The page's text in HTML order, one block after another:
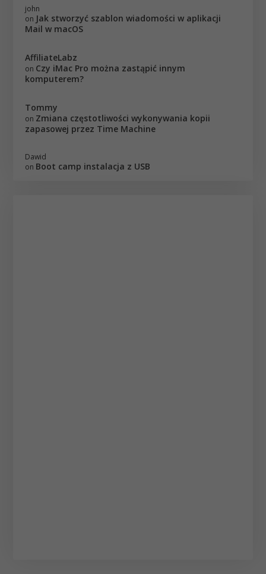
john
on Jak stworzyć szablon wiadomości w aplikacji
Mail w macOS
AffiliateLabz
on Czy iMac Pro można zastąpić innym
komputerem?
Tommy
on Zmiana częstotliwości wykonywania kopii
zapasowej przez Time Machine
Dawid
on Boot camp instalacja z USB